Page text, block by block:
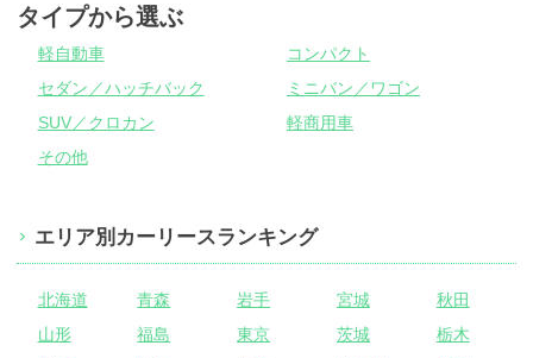
タイプから選ぶ
軽自動車
コンパクト
セダン／ハッチバック
ミニバン／ワゴン
SUV／クロカン
軽商用車
その他
エリア別カーリースランキング
北海道 青森 岩手 宮城
秋田
山形
福島 東京 茨城
栃木